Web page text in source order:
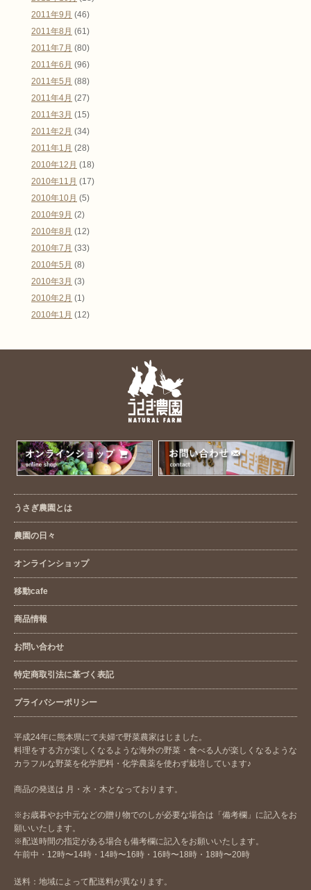
2011年9月 (46)
2011年8月 (61)
2011年7月 (80)
2011年6月 (96)
2011年5月 (88)
2011年4月 (27)
2011年3月 (15)
2011年2月 (34)
2011年1月 (28)
2010年12月 (18)
2010年11月 (17)
2010年10月 (5)
2010年9月 (2)
2010年8月 (12)
2010年7月 (33)
2010年5月 (8)
2010年3月 (3)
2010年2月 (1)
2010年1月 (12)
うさぎ農園とは
農園の日々
オンラインショップ
移動cafe
商品情報
お問い合わせ
特定商取引法に基づく表記
プライバシーポリシー
平成24年に熊本県にて夫婦で野菜農家はじました。
料理をする方が楽しくなるような海外の野菜・食べる人が楽しくなるような
カラフルな野菜を化学肥料・化学農薬を使わず栽培しています♪
商品の発送は 月・水・木となっております。
※お歳暮やお中元などの贈り物でのしが必要な場合は「備考欄」に記入をお
願いいたします。
※配送時間の指定がある場合も備考欄に記入をお願いいたします。
午前中・12時〜14時・14時〜16時・16時〜18時・18時〜20時
送料：地域によって配送料が異なります。